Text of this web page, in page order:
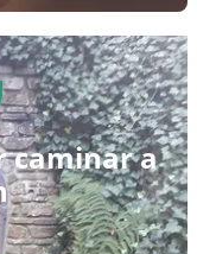
caminar a